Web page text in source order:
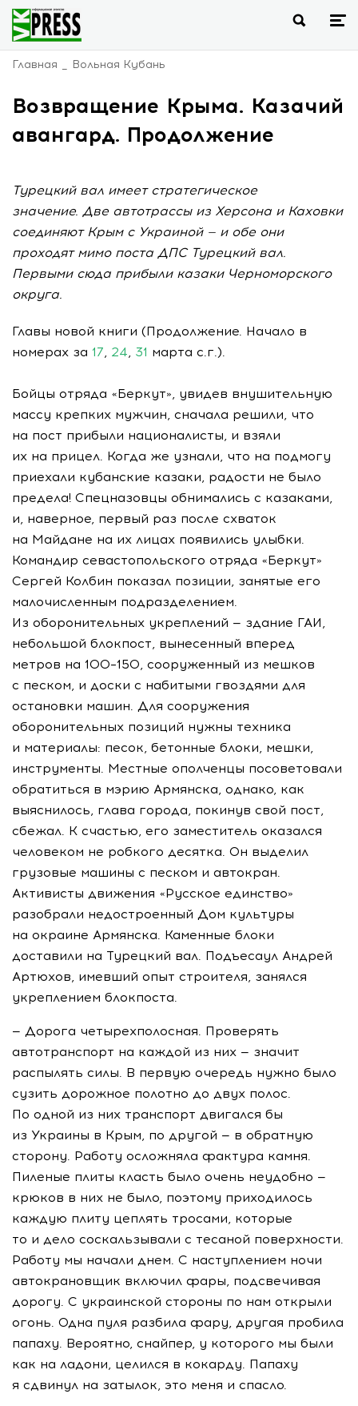
Главная Вольная Кубань
Возвращение Крыма. Казачий
авангард. Продолжение
Турецкий вал имеет стратегическое
значение. Две автотрассы из Херсона и Каховки
соединяют Крым с Украиной — и обе они
проходят мимо поста ДПС Турецкий вал.
Первыми сюда прибыли казаки Черноморского
округа.
Главы новой книги (Продолжение. Начало в
номерах за 17, 24, 31 марта c.г.).
Бойцы отряда «Беркут», увидев внушительную
массу крепких мужчин, сначала решили, что
на пост прибыли националисты, и взяли
их на прицел. Когда же узнали, что на подмогу
приехали кубанские казаки, радости не было
предела! Спецназовцы обнимались с казаками,
и, наверное, первый раз после схваток
на Майдане на их лицах появились улыбки.
Командир севастопольского отряда «Беркут»
Сергей Колбин показал позиции, занятые его
малочисленным подразделением.
Из оборонительных укреплений — здание ГАИ,
небольшой блокпост, вынесенный вперед
метров на 100–150, сооруженный из мешков
с песком, и доски с набитыми гвоздями для
остановки машин. Для сооружения
оборонительных позиций нужны техника
и материалы: песок, бетонные блоки, мешки,
инструменты. Местные ополченцы посоветовали
обратиться в мэрию Армянска, однако, как
выяснилось, глава города, покинув свой пост,
сбежал. К счастью, его заместитель оказался
человеком не робкого десятка. Он выделил
грузовые машины с песком и автокран.
Активисты движения «Русское единство»
разобрали недостроенный Дом культуры
на окраине Армянска. Каменные блоки
доставили на Турецкий вал. Подъесаул Андрей
Артюхов, имевший опыт строителя, занялся
укреплением блокпоста.
— Дорога четырехполосная. Проверять
автотранспорт на каждой из них — значит
распылять силы. В первую очередь нужно было
сузить дорожное полотно до двух полос.
По одной из них транспорт двигался бы
из Украины в Крым, по другой — в обратную
сторону. Работу осложняла фактура камня.
Пиленые плиты класть было очень неудобно —
крюков в них не было, поэтому приходилось
каждую плиту цеплять тросами, которые
то и дело соскальзывали с тесаной поверхности.
Работу мы начали днем. С наступлением ночи
автокрановщик включил фары, подсвечивая
дорогу. С украинской стороны по нам открыли
огонь. Одна пуля разбила фару, другая пробила
папаху. Вероятно, снайпер, у которого мы были
как на ладони, целился в кокарду. Папаху
я сдвинул на затылок, это меня и спасло.